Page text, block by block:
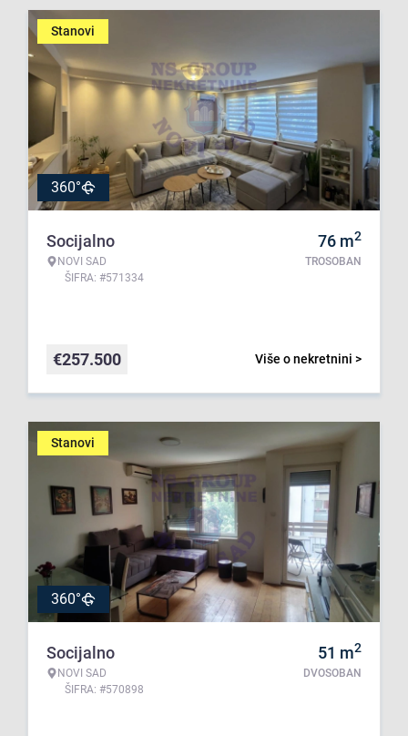
Stanovi
360°
Socijalno
NOVI SAD
ŠIFRA: #571334
76 m2
TROSOBAN
Više o nekretnini >
€257.500
Stanovi
360°
Socijalno
NOVI SAD
ŠIFRA: #570898
51 m2
DVOSOBAN